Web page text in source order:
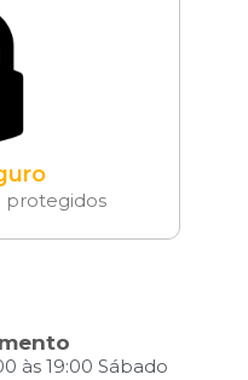
protegidos
às 19:00 Sábado